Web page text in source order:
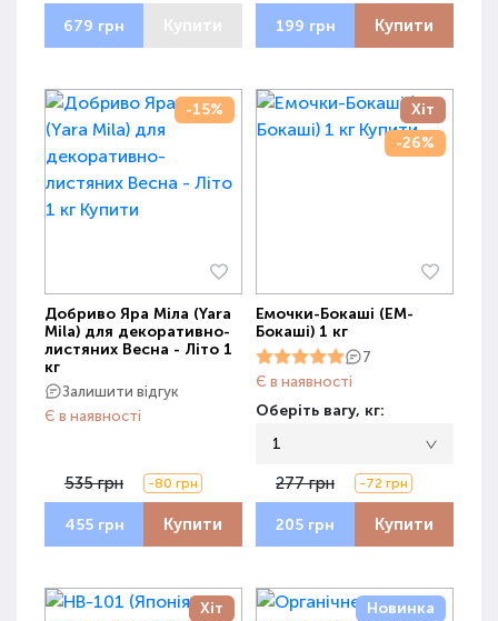
679 грн Купити 199 грн Купити
-15%
Добриво Яра Міла (Yara
Mila) для декоративно-
листяних Весна - Літо 1
кг
Залишити відгук
Є в наявності
535 грн -80 грн
455 грн Купити
Хіт
-26%
Емочки-Бокаші (ЕМ-
Бокаші) 1 кг
7
Є в наявності
Оберіть вагу, кг:
1
277 грн -72 грн
205 грн Купити
Хіт
Новинка